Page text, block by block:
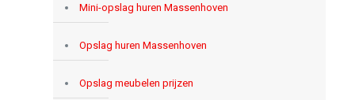
Mini-opslag huren Massenhoven
Opslag huren Massenhoven
Opslag meubelen prijzen